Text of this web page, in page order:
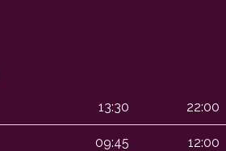
13:30 22:00
09:45 12:00